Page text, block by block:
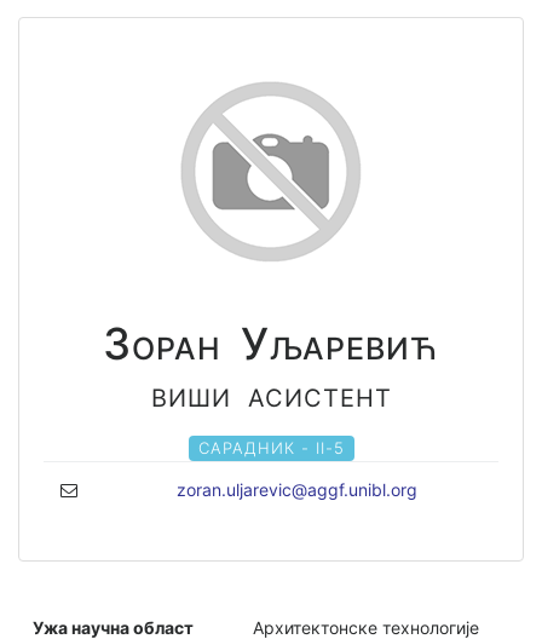
Зоран Уљаревић
виши асистент
САРАДНИК - II-5
zoran.uljarevic@aggf.unibl.org
Ужа научна област Архитектонске технологије